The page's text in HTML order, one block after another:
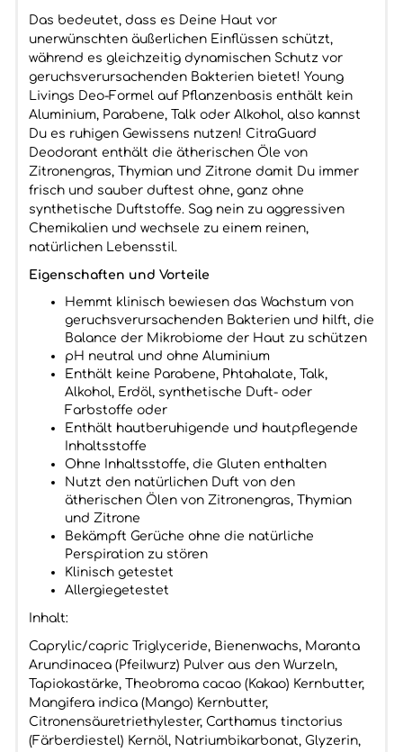
Das bedeutet, dass es Deine Haut vor
unerwünschten äußerlichen Einflüssen schützt,
während es gleichzeitig dynamischen Schutz vor
geruchsverursachenden Bakterien bietet! Young
Livings Deo-Formel auf Pflanzenbasis enthält kein
Aluminium, Parabene, Talk oder Alkohol, also kannst
Du es ruhigen Gewissens nutzen! CitraGuard
Deodorant enthält die ätherischen Öle von
Zitronengras, Thymian und Zitrone damit Du immer
frisch und sauber duftest ohne, ganz ohne
synthetische Duftstoffe. Sag nein zu aggressiven
Chemikalien und wechsele zu einem reinen,
natürlichen Lebensstil.
Eigenschaften und Vorteile
Hemmt klinisch bewiesen das Wachstum von
geruchsverursachenden Bakterien und hilft, die
Balance der Mikrobiome der Haut zu schützen
pH neutral und ohne Aluminium
Enthält keine Parabene, Phtahalate, Talk,
Alkohol, Erdöl, synthetische Duft- oder
Farbstoffe oder
Enthält hautberuhigende und hautpflegende
Inhaltsstoffe
Ohne Inhaltsstoffe, die Gluten enthalten
Nutzt den natürlichen Duft von den
ätherischen Ölen von Zitronengras, Thymian
und Zitrone
Bekämpft Gerüche ohne die natürliche
Perspiration zu stören
Klinisch getestet
Allergiegetestet
Inhalt:
Caprylic/capric Triglyceride, Bienenwachs, Maranta
Arundinacea (Pfeilwurz) Pulver aus den Wurzeln,
Tapiokastärke, Theobroma cacao (Kakao) Kernbutter,
Mangifera indica (Mango) Kernbutter,
Citronensäuretriethylester, Carthamus tinctorius
(Färberdiestel) Kernöl, Natriumbikarbonat, Glyzerin,